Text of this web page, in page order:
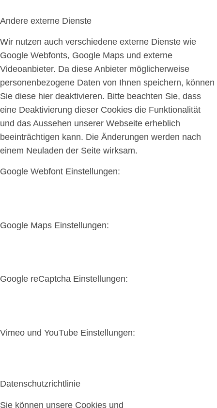
Andere externe Dienste
Wir nutzen auch verschiedene externe Dienste wie
Google Webfonts, Google Maps und externe
Videoanbieter. Da diese Anbieter möglicherweise
personenbezogene Daten von Ihnen speichern, können
Sie diese hier deaktivieren. Bitte beachten Sie, dass
eine Deaktivierung dieser Cookies die Funktionalität
und das Aussehen unserer Webseite erheblich
beeinträchtigen kann. Die Änderungen werden nach
einem Neuladen der Seite wirksam.
Google Webfont Einstellungen:
Google Maps Einstellungen:
Google reCaptcha Einstellungen:
Vimeo und YouTube Einstellungen:
Datenschutzrichtlinie
Sie können unsere Cookies und